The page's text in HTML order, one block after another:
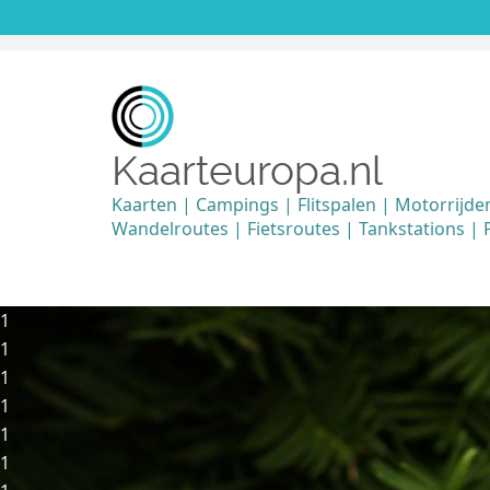
Kaarteuropa.nl
Kaarten | Campings | Flitspalen |
Wandelroutes | Fietsroutes | Tankstations |
1
1
1
1
1
1